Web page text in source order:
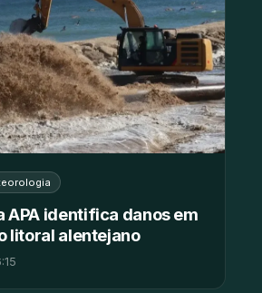
APA identifica danos em
litoral alentejano